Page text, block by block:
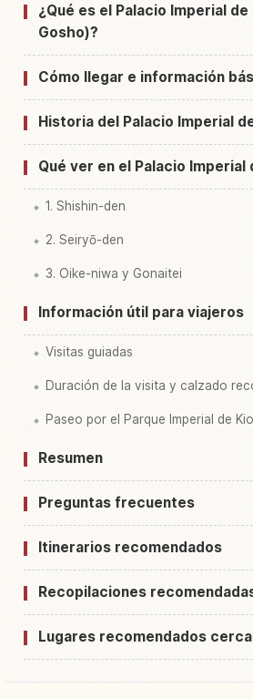
Buscar experiencias en Kyoto
¿Qué es el Palacio Imperial
Gosho)?
Cómo llegar e información
Historia del Palacio Imperial
Qué ver en el Palacio Imperial
1. Shishin-den
2. Seiryō-den
3. Oike-niwa y Gonaitei
Información útil para viajeros
Visitas guiadas
Duración de la visita y calzado
Paseo por el Parque Imperial de
Resumen
Preguntas frecuentes
Itinerarios recomendados
Recopilaciones
Lugares recomendados